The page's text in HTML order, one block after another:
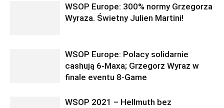
WSOP Europe: 300% normy Grzegorza
Wyraza. Świetny Julien Martini!
WSOP Europe: Polacy solidarnie
cashują 6-Maxa; Grzegorz Wyraz w
finale eventu 8-Game
WSOP 2021 – Hellmuth bez